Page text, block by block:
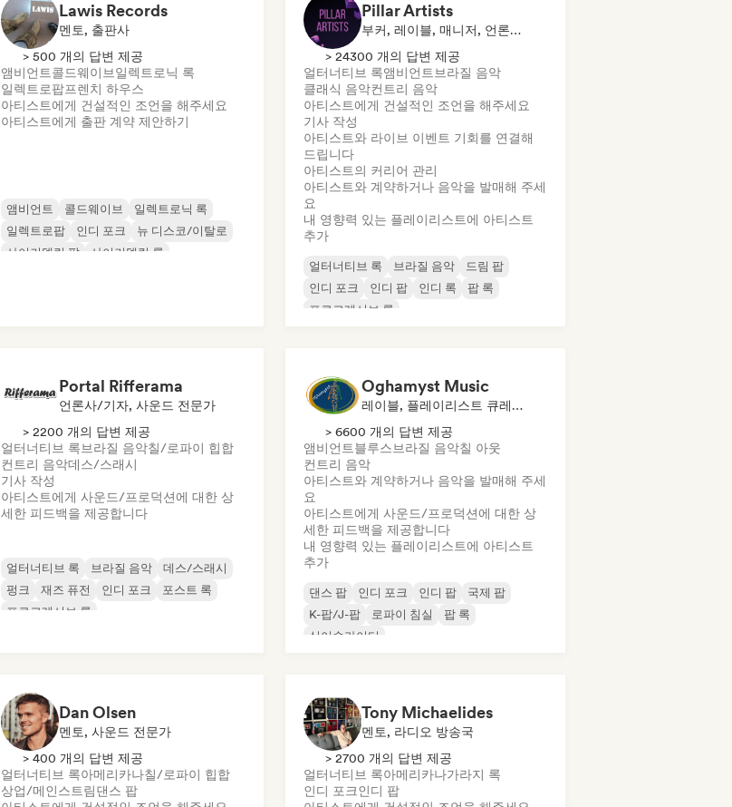
Lawis Records
멘토, 출판사
> 500 개의 답변 제공
앰비언트콜드웨이브일렉트로닉 록
일렉트로팝프렌치 하우스
아티스트에게 건설적인 조언을 해주세요
아티스트에게 출판 계약 제안하기
앰비언트 콜드웨이브
일렉트로닉 록
일렉트로팝
인디 포크
뉴 디스코/이탈로
사이키델릭 팝
사이키델릭 록
Pillar Artists
부커, 레이블, 매니저, 언론사/기자, 멘토, 플레이리스트 큐레이터
> 24300 개의 답변 제공
얼터너티브 록앰비언트 브라질 음악
클래식 음악컨트리 음악
아티스트에게 건설적인 조언을 해주세요
기사 작성
아티스트와 라이브 이벤트 기회를 연결해
드립니다
아티스트의 커리어 관리
아티스트와 계약하거나 음악을 발매해 주세
요
내 영향력 있는 플레이리스트에 아티스트
추가
얼터너티브 록 브라질 음악
드림 팝
인디 포크
인디 팝 인디 록
팝 록
프로그레시브 록
Portal Rifferama
언론사/기자, 사운드 전문가
> 2200 개의 답변 제공
얼터너티브 록브라질 음악칠/로파이 힙합
컨트리 음악데스/스래시
기사 작성
아티스트에게 사운드/프로덕션에 대한 상
세한 피드백을 제공합니다
얼터너티브 록 브라질 음악
데스/스래시
펑크
재즈 퓨전 인디 포크
포스트 록
프로그레시브 록
Oghamyst Music
레이블, 플레이리스트 큐레이터, 사운드 전문가
> 6600 개의 답변 제공
앰비언트블루스브라질 음악칠 아웃
컨트리 음악
아티스트와 계약하거나 음악을 발매해 주세
요
아티스트에게 사운드/프로덕션에 대한 상
세한 피드백을 제공합니다
내 영향력 있는 플레이리스트에 아티스트
추가
댄스 팝 인디 포크 인디 팝
국제 팝
K-팝/J-팝
로파이 침실
팝 록
싱어송라이터
Dan Olsen
멘토, 사운드 전문가
> 400 개의 답변 제공
얼터너티브 록아메리카나칠/로파이 힙합
상업/메인스트림댄스 팝
Tony Michaelides
멘토, 라디오 방송국
> 2700 개의 답변 제공
얼터너티브 록아메리카나가라지 록
인디 포크인디 팝